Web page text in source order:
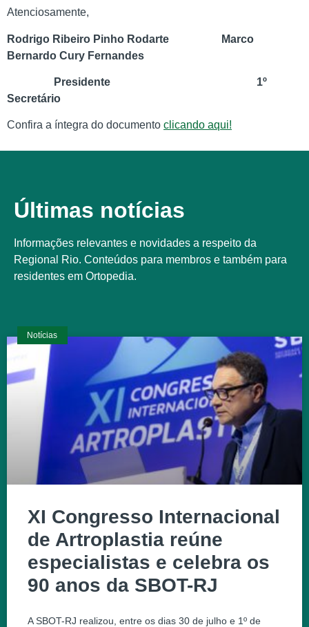
Atenciosamente,
Rodrigo Ribeiro Pinho Rodarte Marco
Bernardo Cury Fernandes
Presidente 1º
Secretário
Confira a íntegra do documento clicando aqui!
Últimas notícias
Informações relevantes e novidades a respeito da
Regional Rio. Conteúdos para membros e também para
residentes em Ortopedia.
Notícias
XI Congresso Internacional
de Artroplastia reúne
especialistas e celebra os
90 anos da SBOT-RJ
A SBOT-RJ realizou, entre os dias 30 de julho e 1º de